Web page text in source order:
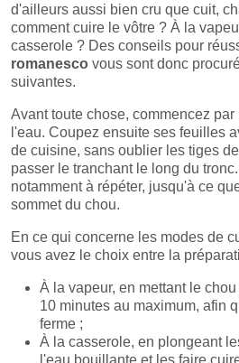
d'ailleurs aussi bien cru que cuit,
comment cuire le vôtre ? À la
casserole ? Des conseils pour
romanesco vous sont donc
suivantes.
Avant toute chose, commencez
l'eau. Coupez ensuite ses feuilles
de cuisine, sans oublier les tiges
passer le tranchant le long du
notamment à répéter, jusqu'à ce
sommet du chou.
En ce qui concerne les modes de
vous avez le choix entre la
À la vapeur, en mettant le
10 minutes au maximum, afin
ferme ;
À la casserole, en plongeant
l'eau bouillante et les faire